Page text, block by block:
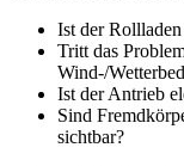
Ist der
Tritt das
Wind-/
Ist der Antrieb
Sind
sichtbar?